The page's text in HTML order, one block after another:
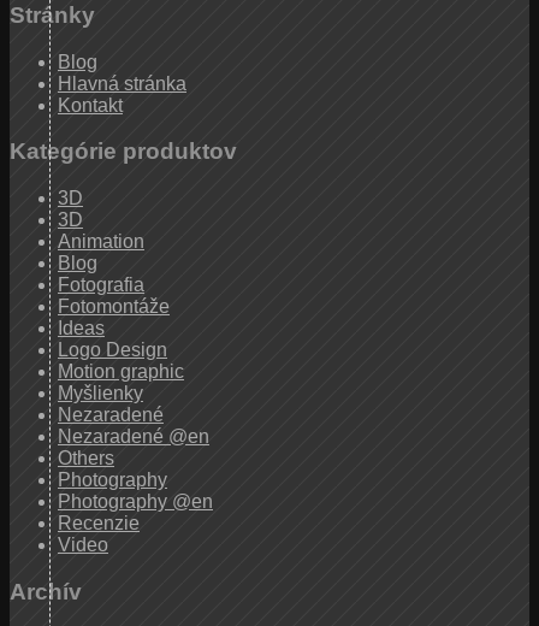
Stránky
Blog
Hlavná stránka
Kontakt
Kategórie produktov
3D
3D
Animation
Blog
Fotografia
Fotomontáže
Ideas
Logo Design
Motion graphic
Myšlienky
Nezaradené
Nezaradené @en
Others
Photography
Photography @en
Recenzie
Video
Archív